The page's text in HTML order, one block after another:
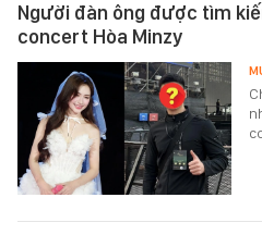
Người đàn ông được tìm
concert Hòa Minzy